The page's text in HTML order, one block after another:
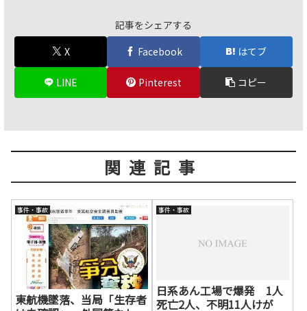
記事をシェアする
X
Facebook はてブ
LINE Pinterest コピー
関連記事
事件・事故
東航機墜落、当局「生存者
事件・事故
日系あん工場で爆発 1人
死亡2人、不明11人けが